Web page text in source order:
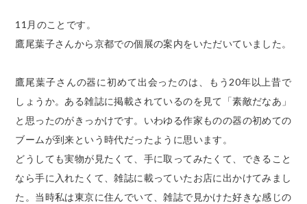
11月のことです。
鷹尾葉子さんから京都での個展の案内をいただいていました。
鷹尾葉子さんの器に初めて出会ったのは、もう20年以上昔で
しょうか。ある雑誌に掲載されているのを見て「素敵だなあ」
と思ったのがきっかけです。いわゆる作家ものの器の初めての
ブームが到来という時代だったように思います。
どうしても実物が見たくて、手に取ってみたくて、できること
なら手に入れたくて、雑誌に載っていたお店に出かけてみまし
た。当時私は東京に住んでいて、雑誌で見かけた好きな感じの